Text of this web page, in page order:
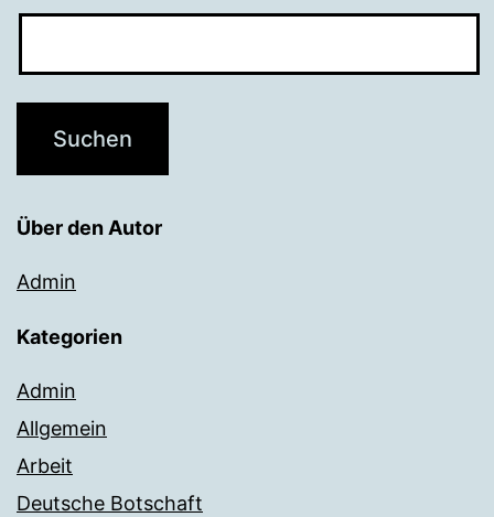
Über den Autor
Admin
Kategorien
Admin
Allgemein
Arbeit
Deutsche Botschaft